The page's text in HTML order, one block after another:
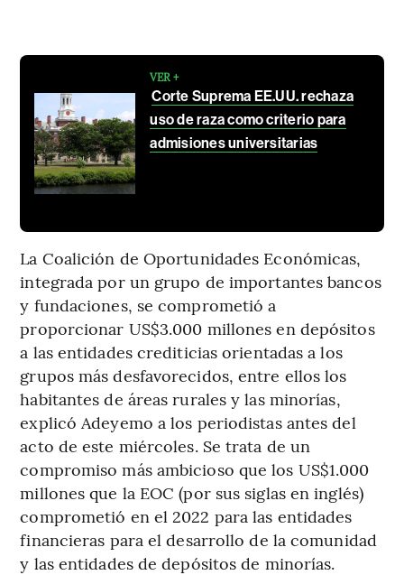
VER +
Corte Suprema EE.UU. rechaza
uso de raza como criterio para
admisiones universitarias
La Coalición de Oportunidades Económicas,
integrada por un grupo de importantes bancos
y fundaciones, se comprometió a
proporcionar US$3.000 millones en depósitos
a las entidades crediticias orientadas a los
grupos más desfavorecidos, entre ellos los
habitantes de áreas rurales y las minorías,
explicó Adeyemo a los periodistas antes del
acto de este miércoles. Se trata de un
compromiso más ambicioso que los US$1.000
millones que la EOC (por sus siglas en inglés)
comprometió en el 2022 para las entidades
financieras para el desarrollo de la comunidad
y las entidades de depósitos de minorías.